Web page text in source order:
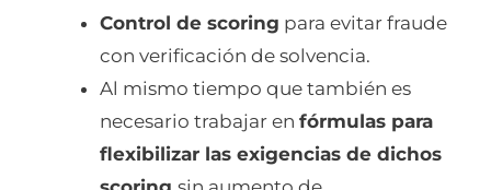
Control de scoring para evitar fraude
con verificación de solvencia.
Al mismo tiempo que también es
necesario trabajar en fórmulas para
flexibilizar las exigencias de dichos